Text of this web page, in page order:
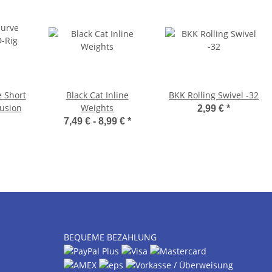
Short
Black Cat Inline
Weights
7,49 € - 8,99 € *
BKK Rolling Swivel -32
2,99 € *
BEQUEME BEZAHLUNG